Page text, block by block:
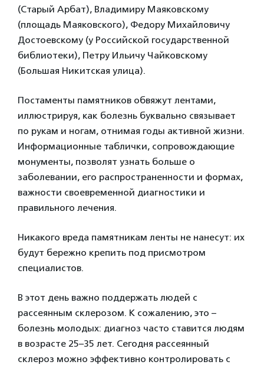
(Старый Арбат), Владимиру Маяковскому
(площадь Маяковского), Федору Михайловичу
Достоевскому (у Российской государственной
библиотеки), Петру Ильичу Чайковскому
(Большая Никитская улица).
Постаменты памятников обвяжут лентами,
иллюстрируя, как болезнь буквально связывает
по рукам и ногам, отнимая годы активной жизни.
Информационные таблички, сопровождающие
монументы, позволят узнать больше о
заболевании, его распространенности и формах,
важности своевременной диагностики и
правильного лечения.
Никакого вреда памятникам ленты не нанесут: их
будут бережно крепить под присмотром
специалистов.
В этот день важно поддержать людей с
рассеянным склерозом. К сожалению, это –
болезнь молодых: диагноз часто ставится людям
в возрасте 25–35 лет. Сегодня рассеянный
склероз можно эффективно контролировать с